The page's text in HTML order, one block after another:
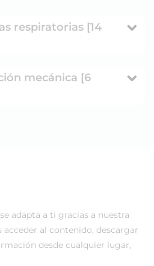
respiratorias [14
mecánica [6
adapta a ti gracias a nuestra
al contenido, descargar
desde cualquier lugar,